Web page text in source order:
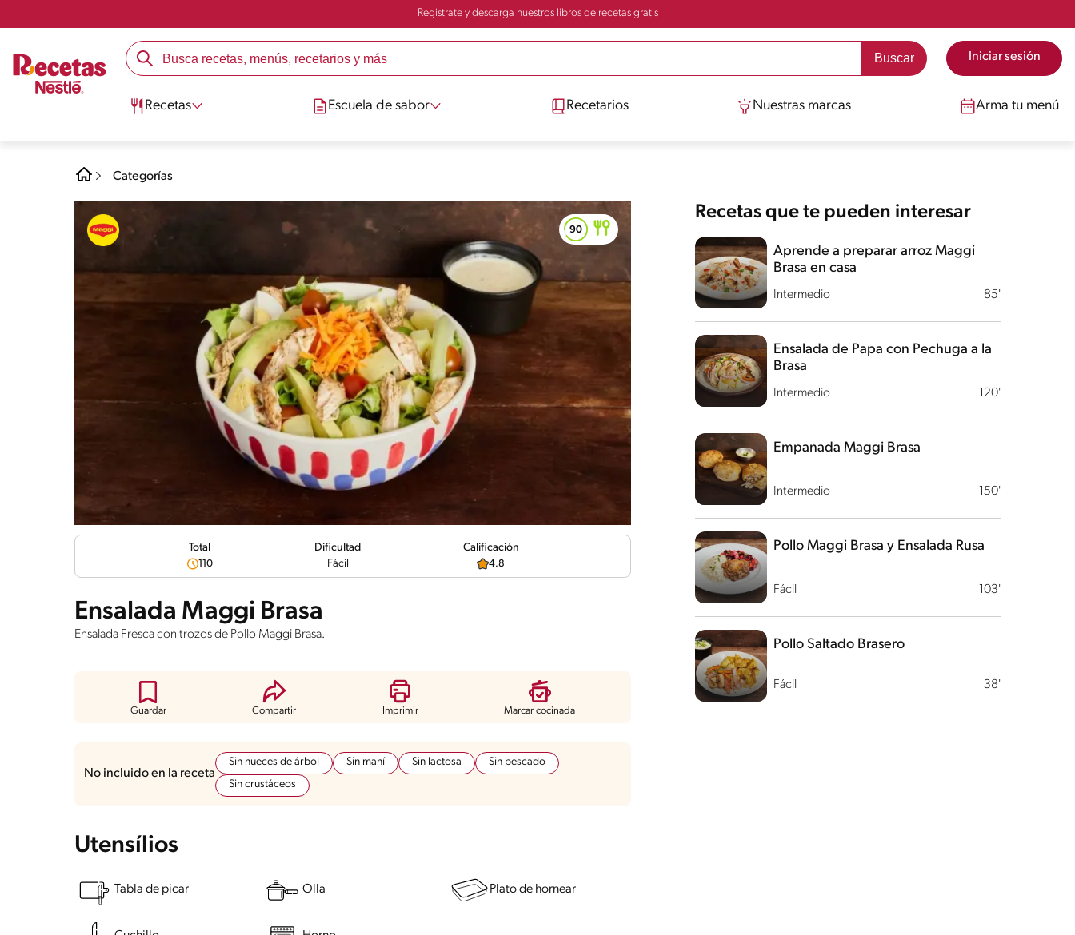
Registrate y descarga nuestros libros de recetas gratis
Iniciar sesión
Recetas Escuela de sabor Recetarios Nuestras marcas Arma tu menú
Categorías
Total
110
Dificultad
Fácil
Calificación
4.8
Ensalada Maggi Brasa
Ensalada Fresca con trozos de Pollo Maggi Brasa.
Guardar Compartir Imprimir Marcar cocinada
No incluido en la receta
Sin nueces de árbol Sin maní Sin lactosa
Sin pescado
Sin crustáceos
Utensílios
Tabla de picar Olla Plato de hornear
Recetas que te pueden interesar
Intermedio 85'
Aprende a preparar arroz Maggi
Brasa en casa
Intermedio 120'
Ensalada de Papa con Pechuga a la
Brasa
Intermedio 150'
Empanada Maggi Brasa
Fácil 103'
Pollo Maggi Brasa y Ensalada Rusa
Fácil 38'
Pollo Saltado Brasero